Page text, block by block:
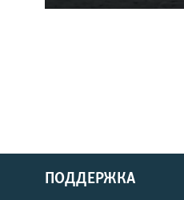
ПОДДЕРЖКА